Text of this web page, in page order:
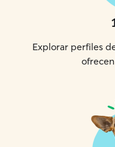
Explorar perfiles